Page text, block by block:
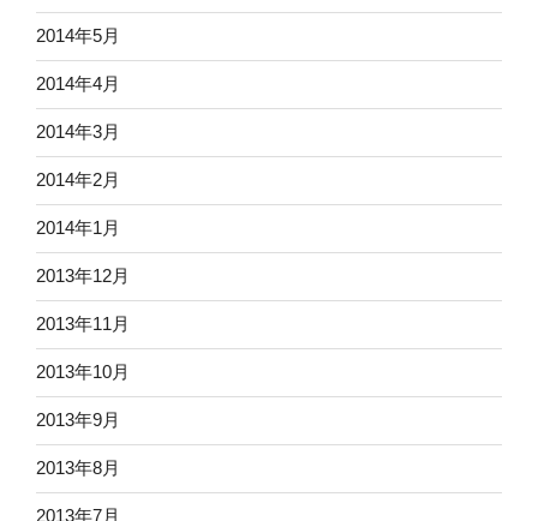
2014年5月
2014年4月
2014年3月
2014年2月
2014年1月
2013年12月
2013年11月
2013年10月
2013年9月
2013年8月
2013年7月